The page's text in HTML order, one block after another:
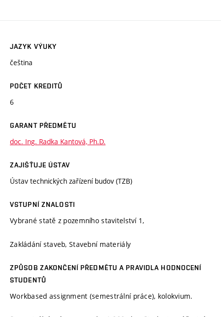
JAZYK VÝUKY
čeština
POČET KREDITŮ
6
GARANT PŘEDMĚTU
doc. Ing. Radka Kantová, Ph.D.
ZAJIŠŤUJE ÚSTAV
Ústav technických zařízení budov (TZB)
VSTUPNÍ ZNALOSTI
Vybrané statě z pozemního stavitelství 1,
Zakládání staveb, Stavební materiály
ZPŮSOB ZAKONČENÍ PŘEDMĚTU A PRAVIDLA HODNOCENÍ
STUDENTŮ
Workbased assignment (semestrální práce), kolokvium.